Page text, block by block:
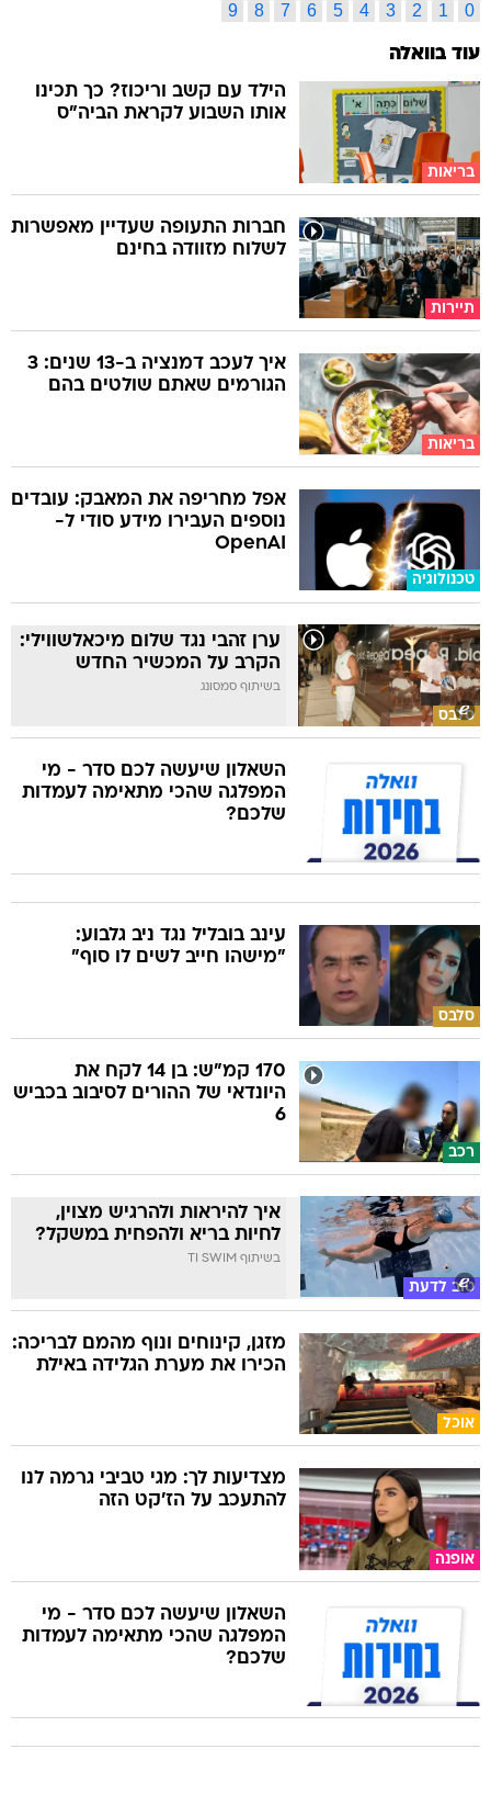
0
1
2
3
4
5
6
7
8
9
עוד בוואלה
בריאות
הילד עם קשב וריכוז? כך תכינו
אותו השבוע לקראת הביה"ס
תיירות
חברות התעופה שעדיין מאפשרות
לשלוח מזוודה בחינם
בריאות
איך לעכב דמנציה ב-13 שנים: 3
הגורמים שאתם שולטים בהם
טכנולוגיה
אפל מחריפה את המאבק: עובדים
נוספים העבירו מידע סודי ל-
OpenAI
סלבס
ערן זהבי נגד שלום מיכאלשווילי:
הקרב על המכשיר החדש
בשיתוף סמסונג
השאלון שיעשה לכם סדר - מי
המפלגה שהכי מתאימה לעמדות
שלכם?
סלבס
עינב בובליל נגד ניב גלבוע:
"מישהו חייב לשים לו סוף"
רכב
170 קמ"ש: בן 14 לקח את
היונדאי של ההורים לסיבוב בכביש
6
טוב לדעת
איך להיראות ולהרגיש מצוין,
לחיות בריא ולהפחית במשקל?
בשיתוף TI SWIM
אוכל
מזגן, קינוחים ונוף מהמם לבריכה:
הכירו את מערת הגלידה באילת
אופנה
מצדיעות לך: מגי טביבי גרמה לנו
להתעכב על הז'קט הזה
השאלון שיעשה לכם סדר - מי
המפלגה שהכי מתאימה לעמדות
שלכם?